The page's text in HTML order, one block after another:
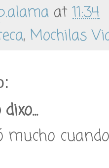
at11:34
, Mochilas
mucho